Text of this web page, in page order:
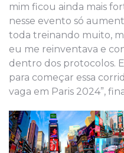
mim ficou ainda mais
nesse evento só
toda treinando muito,
eu me reinventava e
dentro dos protocolos.
para começar essa
vaga em Paris 2024”,